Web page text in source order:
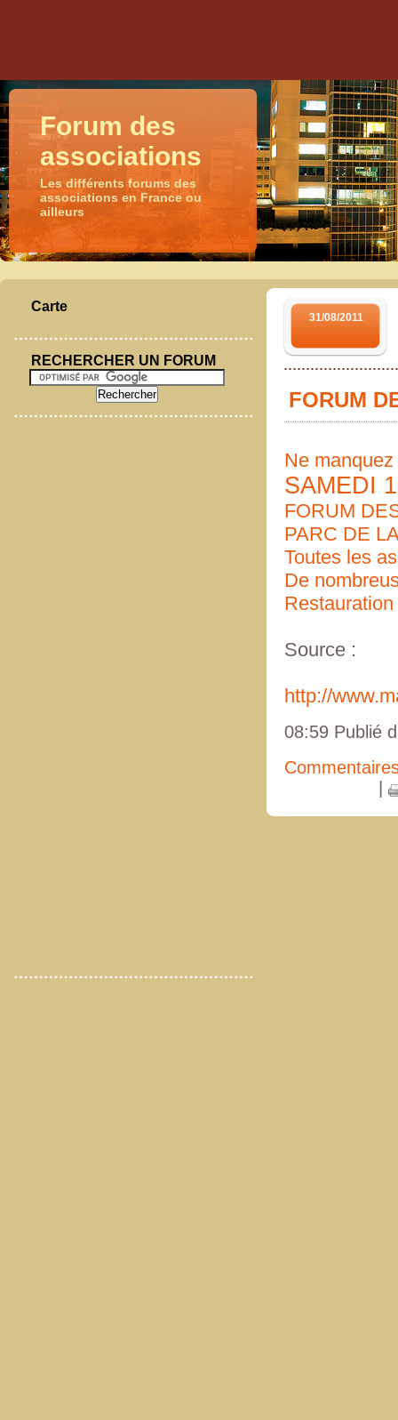
Forum des
associations
Les différents forums des
associations en France ou
ailleurs
Carte
RECHERCHER UN FORUM
31/08/2011
FORUM
Ne
SAMEDI
FORUM
PARC DE
Toutes les
De
Source :
http://
08:59 Publié